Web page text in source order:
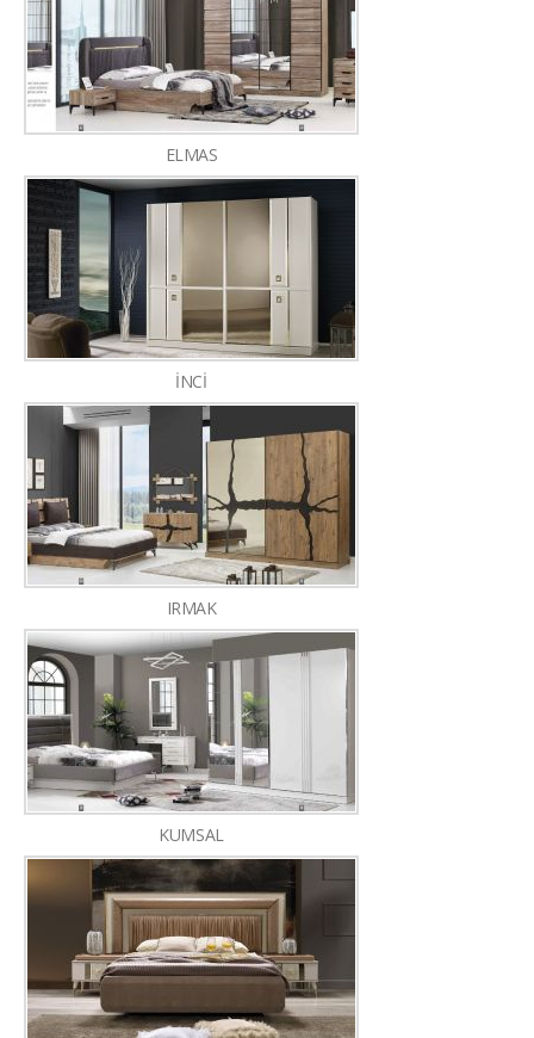
ELMAS
İNCİ
IRMAK
KUMSAL